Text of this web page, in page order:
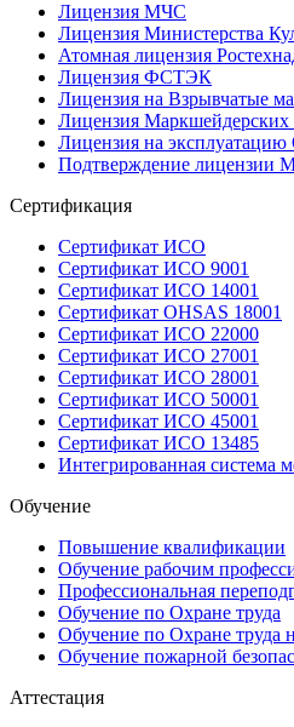
Лицензия МЧС
Лицензия Министерства
Атомная лицензия
Лицензия ФСТЭК
Лицензия на Взрывчатые
Лицензия Маркшейдерских
Лицензия на
Подтверждение лицензии
Сертификация
Сертификат ИСО
Сертификат ИСО 9001
Сертификат ИСО 14001
Сертификат OHSAS 18001
Сертификат ИСО 22000
Сертификат ИСО 27001
Сертификат ИСО 28001
Сертификат ИСО 50001
Сертификат ИСО 45001
Сертификат ИСО 13485
Интегрированная система
Обучение
Повышение квалификации
Обучение рабочим
Профессиональная
Обучение по Охране труда
Обучение по Охране труда
Обучение пожарной
Аттестация